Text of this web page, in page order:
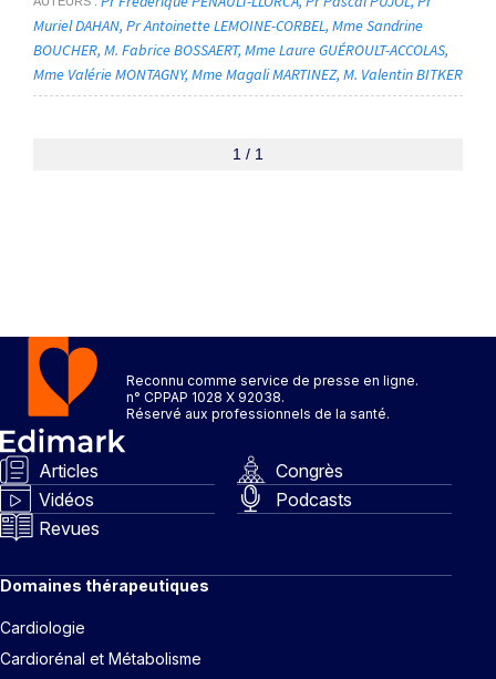
Muriel DAHAN Pr Antoinette LEMOINE-CORBEL Mme Sandrine
BOUCHER M. Fabrice BOSSAERT Mme Laure GUÉROULT-ACCOLAS
Mme Valérie MONTAGNY Mme Magali MARTINEZ M. Valentin BITKER
1 / 1
Reconnu comme service de presse en ligne.
n° CPPAP 1028 X 92038.
Réservé aux professionnels de la santé.
Articles
Congrès
Vidéos
Podcasts
Revues
Domaines thérapeutiques
Cardiologie
Cardiorénal et Métabolisme